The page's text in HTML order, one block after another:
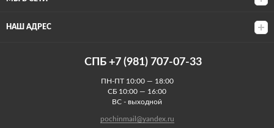
НАШ АДРЕС
СПБ +7 (981) 707-07-33
ПН-ПТ 10:00 — 18:00
СБ 10:00 — 16:00
ВС - выходной
pochinmail@yandex.ru